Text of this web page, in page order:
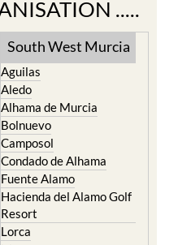
by AREA,
.....
South West Murcia
Aguilas
Aledo
Alhama de Murcia
Bolnuevo